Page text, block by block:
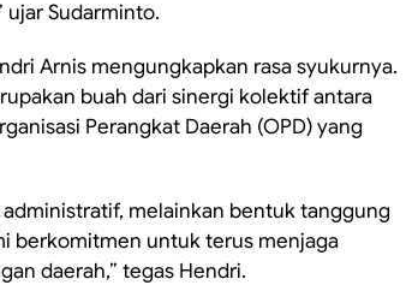
Sudarminto.
Arnis mengungkapkan rasa syukurnya.
buah dari sinergi kolektif antara
Perangkat Daerah (OPD) yang
melainkan bentuk tanggung
berkomitmen untuk terus menjaga
daerah,” tegas Hendri.